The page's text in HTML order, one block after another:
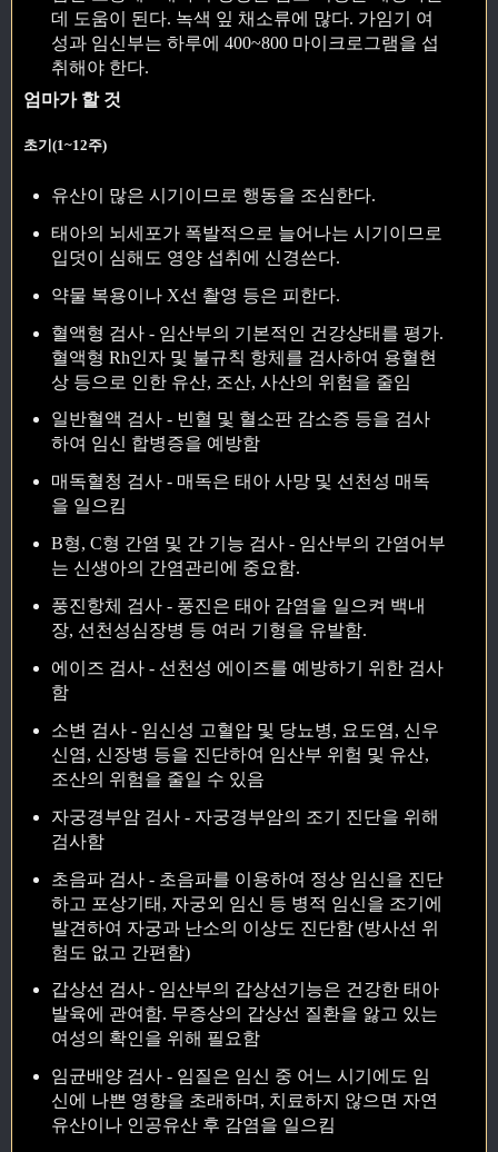
데 도움이 된다. 녹색 잎 채소류에 많다. 가임기 여
성과 임신부는 하루에 400~800 마이크로그램을 섭
취해야 한다.
엄마가 할 것
초기(1~12주)
유산이 많은 시기이므로 행동을 조심한다.
태아의 뇌세포가 폭발적으로 늘어나는 시기이므로
입덧이 심해도 영양 섭취에 신경쓴다.
약물 복용이나 X선 촬영 등은 피한다.
혈액형 검사 - 임산부의 기본적인 건강상태를 평가.
혈액형 Rh인자 및 불규칙 항체를 검사하여 용혈현
상 등으로 인한 유산, 조산, 사산의 위험을 줄임
일반혈액 검사 - 빈혈 및 혈소판 감소증 등을 검사
하여 임신 합병증을 예방함
매독혈청 검사 - 매독은 태아 사망 및 선천성 매독
을 일으킴
B형, C형 간염 및 간 기능 검사 - 임산부의 간염어부
는 신생아의 간염관리에 중요함.
풍진항체 검사 - 풍진은 태아 감염을 일으켜 백내
장, 선천성심장병 등 여러 기형을 유발함.
에이즈 검사 - 선천성 에이즈를 예방하기 위한 검사
함
소변 검사 - 임신성 고혈압 및 당뇨병, 요도염, 신우
신염, 신장병 등을 진단하여 임산부 위험 및 유산,
조산의 위험을 줄일 수 있음
자궁경부암 검사 - 자궁경부암의 조기 진단을 위해
검사함
초음파 검사 - 초음파를 이용하여 정상 임신을 진단
하고 포상기태, 자궁외 임신 등 병적 임신을 조기에
발견하여 자궁과 난소의 이상도 진단함 (방사선 위
험도 없고 간편함)
갑상선 검사 - 임산부의 갑상선기능은 건강한 태아
발육에 관여함. 무증상의 갑상선 질환을 앓고 있는
여성의 확인을 위해 필요함
임균배양 검사 - 임질은 임신 중 어느 시기에도 임
신에 나쁜 영향을 초래하며, 치료하지 않으면 자연
유산이나 인공유산 후 감염을 일으킴